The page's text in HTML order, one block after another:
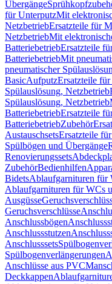
Übergänge
für UnterputzMit
NetzbetriebErsatzteile für
NetzbetriebMit
BatteriebetriebErsatzteile
BatteriebetriebMit
pneumatischer
BasicAufputzErsatzteile
Spülauslösung, Netzbetrieb
Spülauslösung, Netzbetrieb
BatteriebetriebErsatzteile
BatteriebetriebZubehör
AustauschsetsErsatzteile
Spülbögen und Übergänge
Renovierungssets
ZubehörBedienhilfen
BidetsAblaufgarnituren für
Ablaufgarnituren für WCs
Ausgüsse
Geruchsverschlüsse
Anschlussbögen
Anschlussstutzen
Anschlusssets
Spülbogenverlängerungen
Anschlüsse aus PVC
Deckkappen